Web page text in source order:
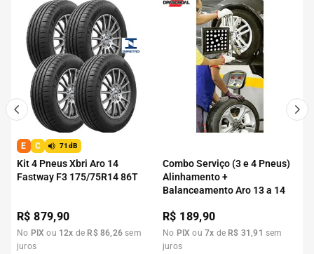
E C 71dB
Kit 4 Pneus Xbri Aro 14
Fastway F3 175/75R14 86T
R$879,90
No PIX ou 12x de R$ 86,26 sem
juros
Combo Serviço (3 e 4 Pneus)
Alinhamento +
Balanceamento Aro 13 a 14
R$ 189,90
No PIX ou7x de R$ 31 ,91 sem
juros